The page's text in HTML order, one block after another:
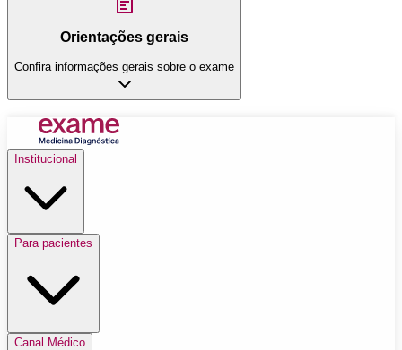
Orientações gerais
Confira informações gerais sobre o exame
Institucional
Para pacientes
Canal Médico